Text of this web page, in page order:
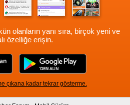
olanların yanı sıra, birçok yeni ve
özelliğe erişin.
çıkana kadar tekrar gösterme.